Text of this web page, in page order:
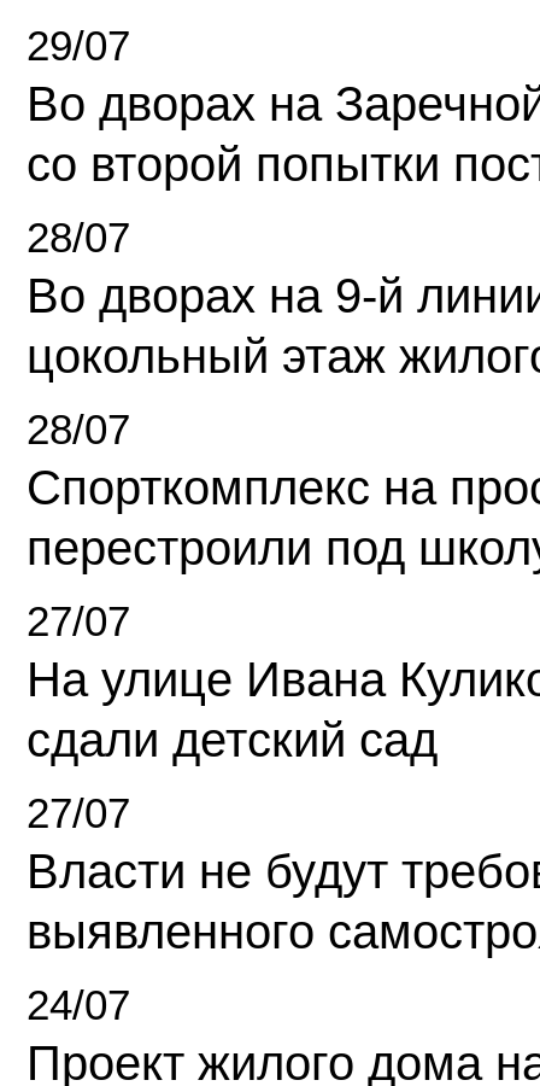
29/07
Во дворах на
со второй попытки
28/07
Во дворах на 9-й
цокольный этаж
28/07
Спорткомплекс на
перестроили под
27/07
На улице Ивана
сдали детский сад
27/07
Власти не будут
выявленного
24/07
Проект жилого дома